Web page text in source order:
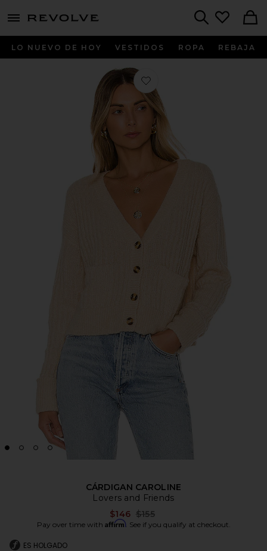
menu - shows more content
LO NUEVO DE HOY VESTIDOS ROPA REBAJA
Favorito CÁRDIGAN CAROLINE
CÁRDIGAN CAROLINE
Lovers and Friends
$146 Previous price:
$155
Pay over time with Affirm. See if you qualify at checkout.
ES HOLGADO